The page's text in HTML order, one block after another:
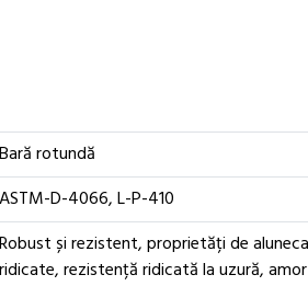
Bară rotundă
ASTM-D-4066, L-P-410
Robust și rezistent, proprietăți de
ridicate, rezistență ridicată la uzură,